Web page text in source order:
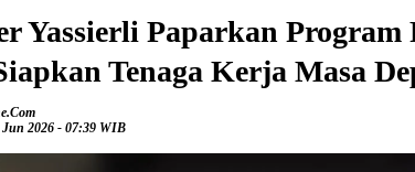
Yassierli Paparkan Program
Tenaga Kerja Masa
Jun 2026 - 07:39 WIB